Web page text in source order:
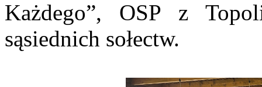
Każdego”, OSP z
sąsiednich sołectw.